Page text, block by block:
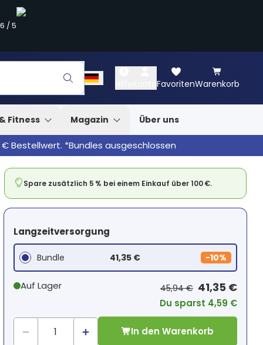
/5
FavoritenWarenkorb
Fitness Magazin Über uns
€ Bestellwert. *Bundles ausgeschlossen
Spare zusätzlich 5 % bei einem Einkauf über 100 €.
Langzeitversorgung
Bundle 41,35 € -10%
Auf Lager 45,94 € 41,35 €
Du sparst 4,59 €
In den Warenkorb